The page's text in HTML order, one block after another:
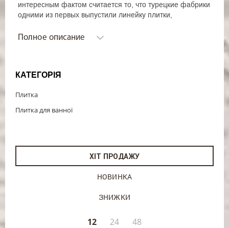
интересным фактом считается то, что турецкие фабрики
одними из первых выпустили линейку плитки,
также состаренный кафель для интерьеров с нотками
Полное описание
КАТЕГОРІЯ
Плитка
Плитка для ванної
ХІТ ПРОДАЖУ
НОВИНКА
ЗНИЖКИ
12 24 48